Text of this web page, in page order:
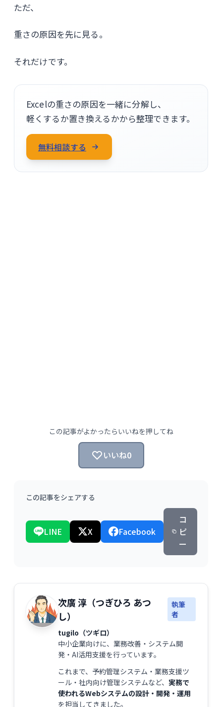
ただ、
重さの原因を先に見る。
それだけです。
Excelの重さの原因を一緒に分解し、
軽くするか置き換えるかから整理できます。
無料相談する
この記事がよかったらいいねを押してね
いいね0
この記事をシェアする
LINE X Facebook
コ
ピ
ー
次廣 淳（つぎひろ あつ
し）
執筆
者
tugilo（ツギロ）
中小企業向けに、業務改善・システム開
発・AI活用支援を行っています。
これまで、予約管理システム・業務支援ツ
ール・社内向け管理システムなど、 実務で
使われるWebシステムの設計・開発・運用
を担当してきました。